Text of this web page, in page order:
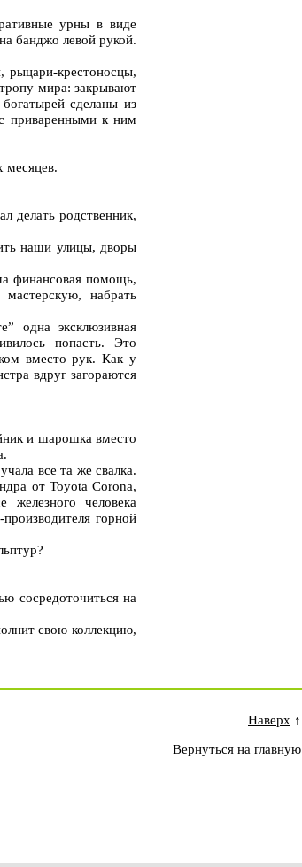
урны в виде
банджо левой рукой.
крестоносцы,
мира: закрывают
сделаны из
приваренными к ним
месяцев.
делать родственник,
наши улицы, дворы
финансовая помощь,
набрать
одна эксклюзивная
попасть. Это
вместо рук. Как у
вдруг загораются
и шарошка вместо
все та же свалка.
от Toyota Corona,
человека
горной
сосредоточиться на
свою коллекцию,
Наверх ↑
Вернуться на главную